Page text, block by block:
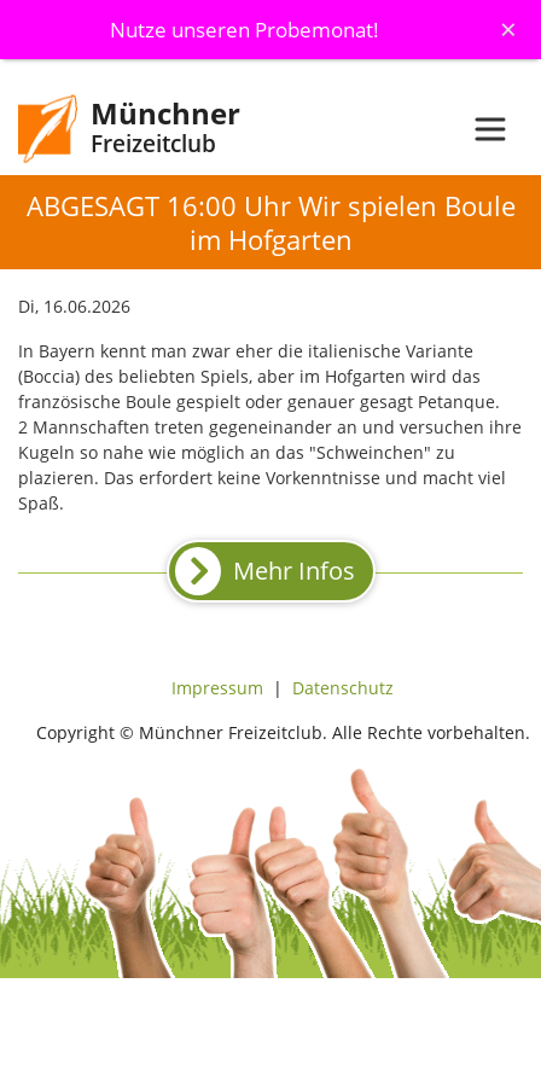
Nutze unseren Probemonat! ×
Münchner
Freizeitclub
ABGESAGT 16:00 Uhr Wir spielen Boule
im Hofgarten
Di, 16.06.2026
In Bayern kennt man zwar eher die italienische Variante
(Boccia) des beliebten Spiels, aber im Hofgarten wird das
französische Boule gespielt oder genauer gesagt Petanque.
2 Mannschaften treten gegeneinander an und versuchen ihre
Kugeln so nahe wie möglich an das "Schweinchen" zu
plazieren. Das erfordert keine Vorkenntnisse und macht viel
Spaß.
Mehr Infos
Impressum | Datenschutz
Copyright © Münchner Freizeitclub. Alle Rechte vorbehalten.